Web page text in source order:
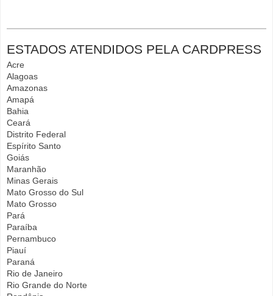
ESTADOS ATENDIDOS PELA CARDPRESS
Acre
Alagoas
Amazonas
Amapá
Bahia
Ceará
Distrito Federal
Espírito Santo
Goiás
Maranhão
Minas Gerais
Mato Grosso do Sul
Mato Grosso
Pará
Paraíba
Pernambuco
Piauí
Paraná
Rio de Janeiro
Rio Grande do Norte